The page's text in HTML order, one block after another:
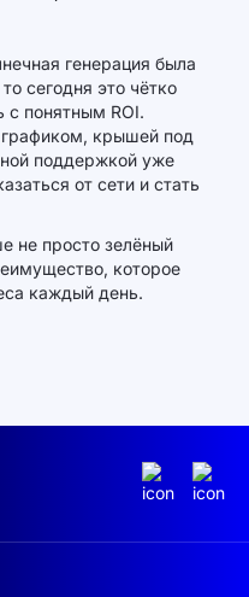
генерация была
сегодня это чётко
с понятным ROI.
крышей под
поддержкой уже
от сети и стать
не просто зелёный
которое
каждый день.